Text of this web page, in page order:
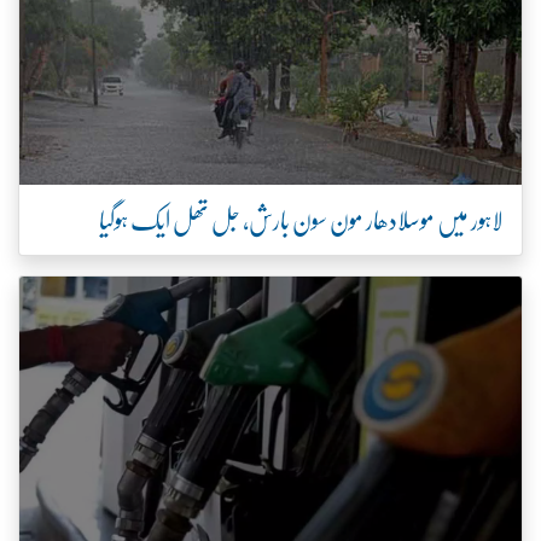
مون سون بارش، جل تھل ایک ہوگیا